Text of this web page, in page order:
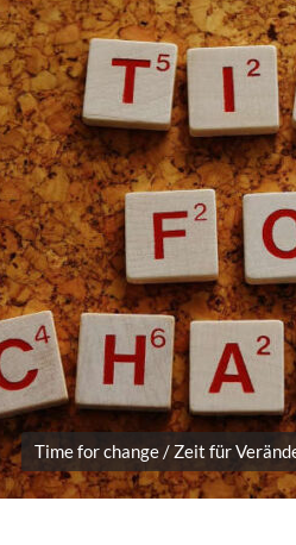
Time for change / Zeit für